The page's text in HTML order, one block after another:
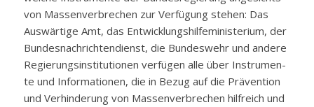
von Mas­sen­ver­bre­chen zur Ver­fü­gung ste­hen: Das
Aus­wär­ti­ge Amt, das Ent­wick­lungs­hil­fe­mi­nis­te­ri­um, der
Bun­des­nach­rich­ten­dienst, die Bun­des­wehr und an­de­re
Re­gie­rungs­in­sti­tu­tio­nen ver­fü­gen al­le über In­stru­men­
te und In­for­ma­tio­nen, die in Be­zug auf die Prä­ven­ti­on
und Ver­hin­de­rung von Mas­sen­ver­bre­chen hilf­reich und